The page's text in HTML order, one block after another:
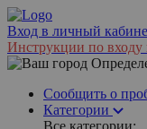
Вход в личный
Инструкции по входу
Сообщить о
Категории
Все категории: